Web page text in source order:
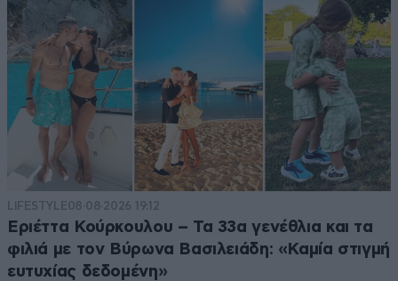
LIFESTYLE08·08·2026 19:12
Εριέττα Κούρκουλου – Τα 33α γενέθλια και τα
φιλιά με τον Βύρωνα Βασιλειάδη: «Καμία στιγμή
ευτυχίας δεδομένη»